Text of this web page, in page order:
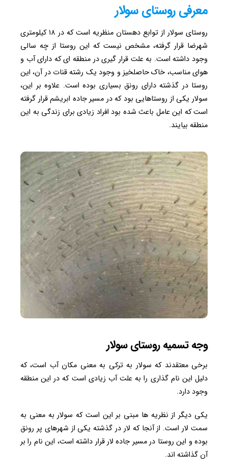
معرفی روستای سولار
روستای سولار از توابع دهستان منظریه است که در ۱۸ کیلومتری
شهرضا قرار گرفته، مشخص نیست که این روستا از چه سالی
وجود داشته است. به علت قرار گیری در منطقه ای که دارای آب و
هوای مناسب، خاک حاصلخیز و وجود یک رشته قنات در آن، این
روستا در گذشته دارای رونق بسیاری بوده است. علاوه بر این،
سولار یکی از روستاهایی بود که در مسیر جاده ابریشم قرار گرفته
است که این عامل باعث شده بود افراد زیادی برای زندگی به این
منطقه بیایند.
وجه تسمیه روستای سولار
برخی معتقدند که سولار به ترکی به معنی مکان آب است، که
دلیل این نام گذاری را به علت آب زیادی است که در این منطقه
وجود دارد.
یکی دیگر از نظریه ها مبنی بر این است که سولار به معنی به
سمت لار است. از آنجا که لار در گذشته یکی از شهرهای پر رونق
بوده و این روستا در مسیر جاده لار قرار داشته است، این نام را بر
آن گذاشته اند.